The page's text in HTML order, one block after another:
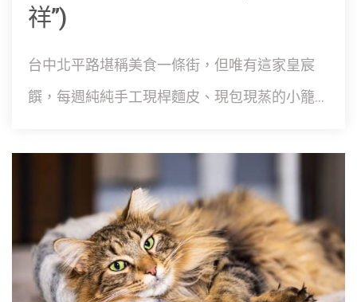
祥”)
台中北平路堪稱美食一條街，但唯有這家皇宸
饌，每週純純手工現桿麵皮、現包現蒸的小籠...